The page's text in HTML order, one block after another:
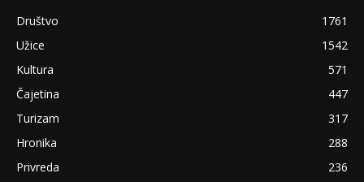
Društvo
1761
Užice
1542
Kultura
571
Čajetina
447
Turizam
317
Hronika
288
Privreda
236